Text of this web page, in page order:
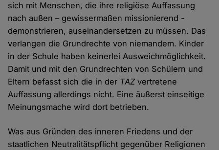
sich mit Menschen, die ihre religiöse Auffassung
nach außen – gewissermaßen missionierend -
demonstrieren, auseinandersetzen zu müssen. Das
verlangen die Grundrechte von niemandem. Kinder
in der Schule haben keinerlei Ausweichmöglichkeit.
Damit und mit den Grundrechten von Schülern und
Eltern befasst sich die in der TAZvertretene
Auffassung allerdings nicht. Eine äußerst einseitige
Meinungsmache wird dort betrieben.
Was aus Gründen des inneren Friedens und der
staatlichen Neutralitätspflicht gegenüber Religionen